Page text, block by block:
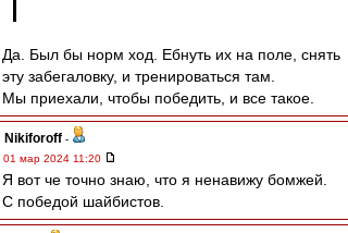
Да. Был бы норм ход. Ебнуть их на поле, снять
эту забегаловку, и тренироваться там.
Мы приехали, чтобы победить, и все такое.
Nikiforoff -
01 мар 2024 11:20
Я вот че точно знаю, что я ненавижу бомжей.
С победой шайбистов.